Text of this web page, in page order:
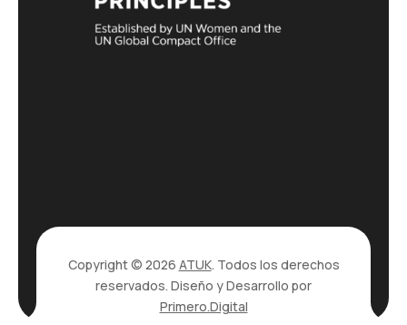
Copyright © 2026 ATUK. Todos los derechos
reservados. Diseño y Desarrollo por
Primero.Digital